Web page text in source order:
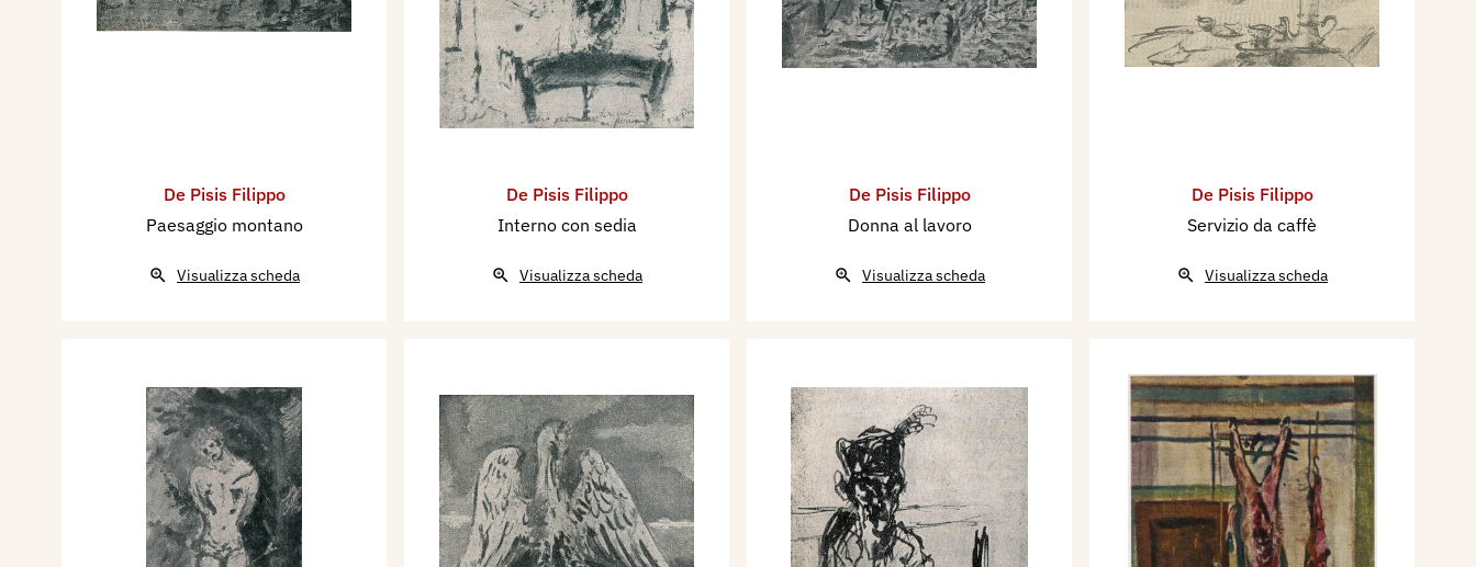
De Pisis Filippo
Paesaggio montano
Visualizza scheda
De Pisis Filippo
Interno con sedia
Visualizza scheda
De Pisis Filippo
Donna al lavoro
Visualizza scheda
De Pisis Filippo
Servizio da caffè
Visualizza scheda